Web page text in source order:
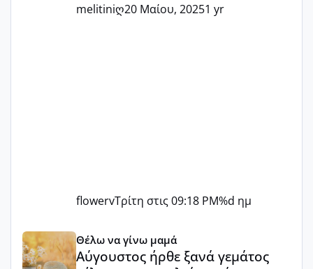
melitiniღ20 Μαίου, 20251 yr
flowervΤρίτη στις 09:18 PM%d ημ
Αύγουστος ήρθε ξανά γεμάτος γέλια και ανεμελιά
Θέλω να γίνω μαμά
Αύγουστος ήρθε ξανά γεμάτος